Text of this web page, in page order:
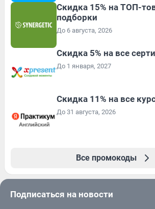
Скидка 15% на ТОП-
подборки
До 6 августа, 2026
Скидка 5% на все
До 1 января, 2027
Скидка 11% на все
До 31 августа, 2026
Все промокоды
Подписаться на новости